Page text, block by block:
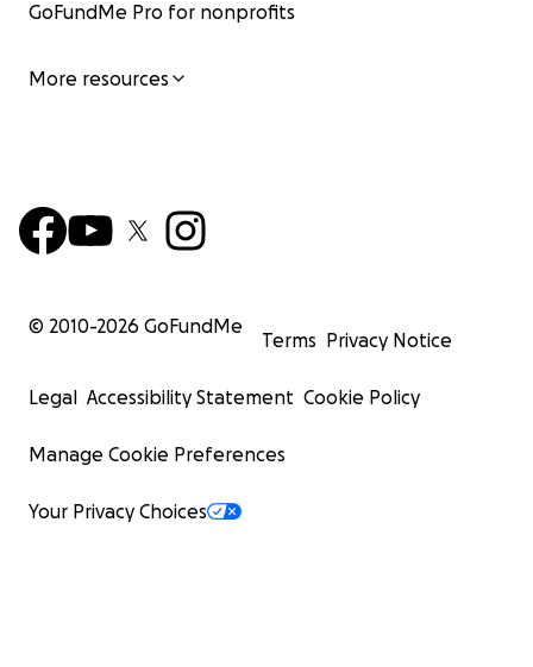
GoFundMe Pro for nonprofits
More resources
© 2010-2026 GoFundMe
Terms Privacy Notice
Legal Accessibility Statement Cookie Policy
Manage Cookie Preferences
Your Privacy Choices